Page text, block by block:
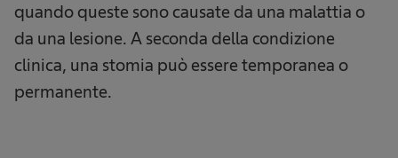
quando queste sono causate da una malattia o
da una lesione. A seconda della condizione
clinica, una stomia può essere temporanea o
permanente.